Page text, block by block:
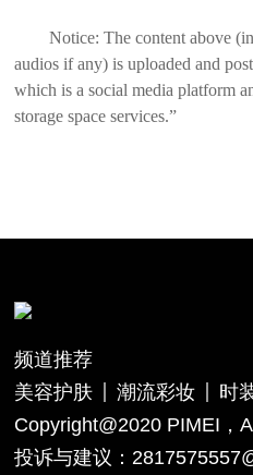
Notice: The content above
audios if any) is uploaded and
which is a social media platform
storage space services.”
频道推荐
美容护肤
潮流彩妆 时
Copyright@2020 PIMEI，
投诉与建议：